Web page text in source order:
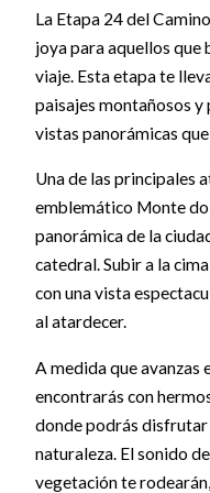
La Etapa 24 del
joya para aquellos que
viaje. Esta etapa te
paisajes montañosos
vistas panorámicas
Una de las principales
emblemático Monte
panorámica de la
catedral. Subir a la
con una vista
al atardecer.
A medida que avanzas
encontrarás con
donde podrás disfrutar
naturaleza. El sonido
vegetación te